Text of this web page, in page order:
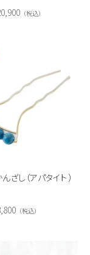
税込
し（アパタイト ）
税込